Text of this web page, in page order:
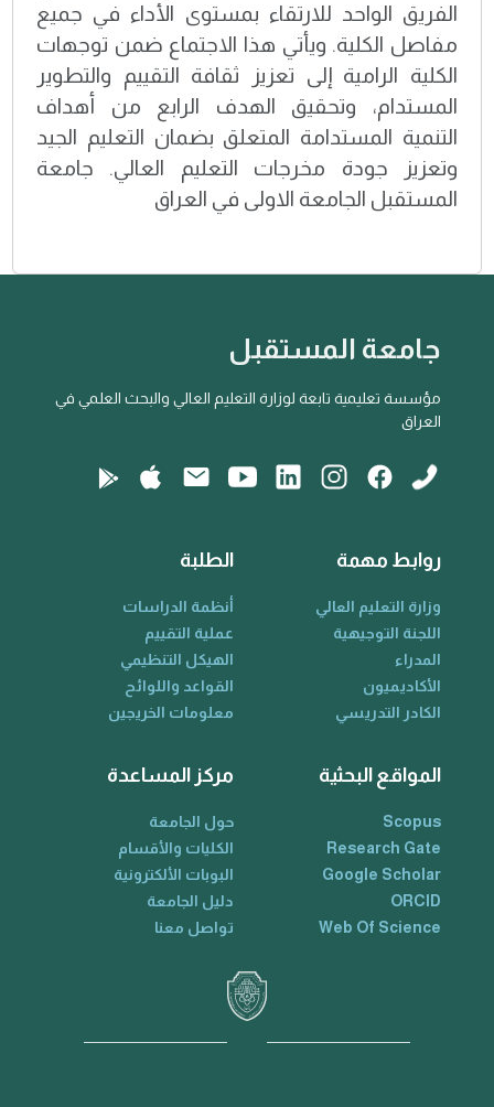
الفريق الواحد للارتقاء بمستوى الأداء في جميع
مفاصل الكلية. ويأتي هذا الاجتماع ضمن توجهات
الكلية الرامية إلى تعزيز ثقافة التقييم والتطوير
المستدام، وتحقيق الهدف الرابع من أهداف
التنمية المستدامة المتعلق بضمان التعليم الجيد
وتعزيز جودة مخرجات التعليم العالي. جامعة
المستقبل الجامعة الاولى في العراق
جامعة المستقبل
مؤسسة تعليمية تابعة لوزارة التعليم العالي والبحث العلمي في
العراق
روابط مهمة
وزارة التعليم العالي
اللجنة التوجيهية
المدراء
الأكاديميون
الكادر التدريسي
الطلبة
أنظمة الدراسات
عملية التقييم
الهيكل التنظيمي
القواعد واللوائح
معلومات الخريجين
المواقع البحثية
Scopus
Research Gate
Google Scholar
ORCID
Web Of Science
مركز المساعدة
حول الجامعة
الكليات والأقسام
البوبات الألكترونية
دليل الجامعة
تواصل معنا